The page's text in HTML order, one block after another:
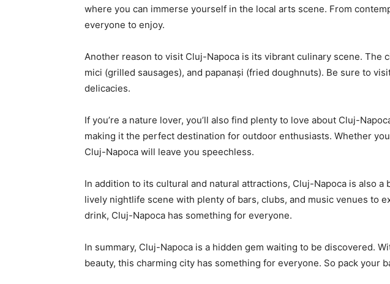
where you can immerse yourself in⁢ the local arts scene. From
everyone to enjoy.
Another reason to visit Cluj-Napoca is its vibrant ⁣culinary scene.
mici (grilled sausages), and papanași (fried doughnuts). Be sure ‍to
delicacies.
If‌ you’re a nature lover, you’ll also ⁣find plenty to love about Cluj-
making it the perfect destination ‌for outdoor enthusiasts. Whether
Cluj-Napoca will leave you speechless.
In ‍addition to its ​cultural and‍ natural attractions, Cluj-Napoca is also
lively nightlife ‍scene with plenty of bars, clubs, and music venues ‍to
drink,⁤ Cluj-Napoca has something for everyone.
In summary, Cluj-Napoca​ is a hidden gem​ waiting​ to be discovered.
beauty, this charming city‍ has something for everyone. So pack your